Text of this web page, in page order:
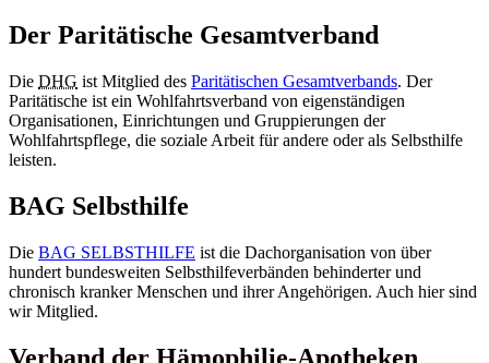
Der Paritätische Gesamtverband
Die DHG ist Mitglied des Paritätischen Gesamtverbands. Der
Paritätische ist ein Wohlfahrtsverband von eigenständigen
Organisationen, Einrichtungen und Gruppierungen der
Wohlfahrtspflege, die soziale Arbeit für andere oder als Selbsthilfe
leisten.
BAG Selbsthilfe
Die BAG SELBSTHILFE ist die Dachorganisation von über
hundert bundesweiten Selbsthilfeverbänden behinderter und
chronisch kranker Menschen und ihrer Angehörigen. Auch hier sind
wir Mitglied.